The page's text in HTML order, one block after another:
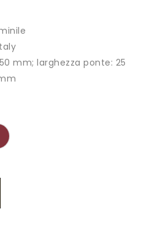
mm; larghezza ponte: 25